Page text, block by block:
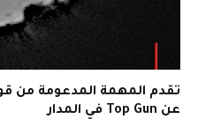
تقدم المهمة المدعومة من
عن Top Gun في المدار